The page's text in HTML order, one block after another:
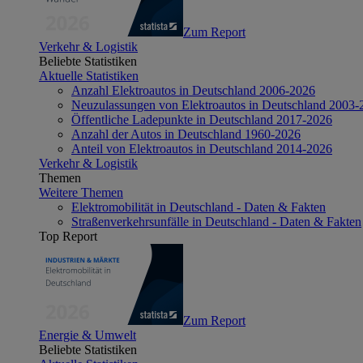
Zum Report
Verkehr & Logistik
Beliebte Statistiken
Aktuelle Statistiken
Anzahl Elektroautos in Deutschland 2006-2026
Neuzulassungen von Elektroautos in Deutschland 2003-
Öffentliche Ladepunkte in Deutschland 2017-2026
Anzahl der Autos in Deutschland 1960-2026
Anteil von Elektroautos in Deutschland 2014-2026
Verkehr & Logistik
Themen
Weitere Themen
Elektromobilität in Deutschland - Daten & Fakten
Straßenverkehrsunfälle in Deutschland - Daten & Fakten
Top Report
Zum Report
Energie & Umwelt
Beliebte Statistiken